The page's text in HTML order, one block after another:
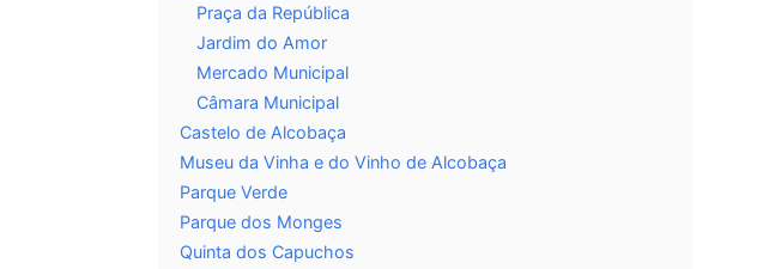
Praça da República
Jardim do Amor
Mercado Municipal
Câmara Municipal
Castelo de Alcobaça
Museu da Vinha e do Vinho de Alcobaça
Parque Verde
Parque dos Monges
Quinta dos Capuchos